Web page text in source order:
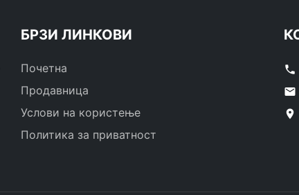
БРЗИ ЛИНКОВИ
Почетна
Продавница
Услови на користење
Политика за приватност
phone
email
location_on